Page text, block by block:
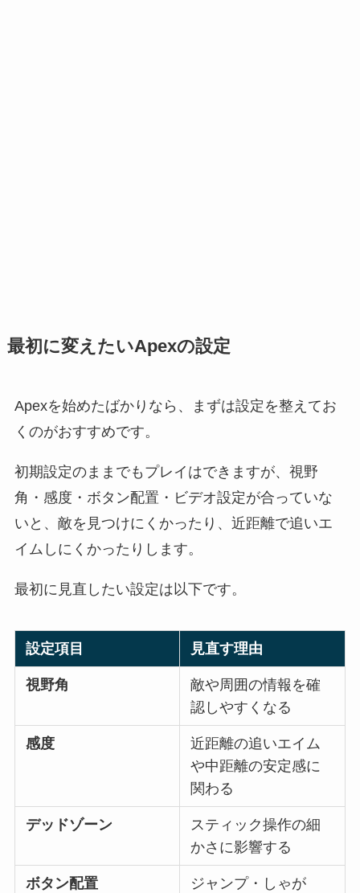
最初に変えたいApexの設定
Apexを始めたばかりなら、まずは設定を整えてお
くのがおすすめです。
初期設定のままでもプレイはできますが、視野
角・感度・ボタン配置・ビデオ設定が合っていな
いと、敵を見つけにくかったり、近距離で追いエ
イムしにくかったりします。
最初に見直したい設定は以下です。
設定項目 見直す理由
視野角
敵や周囲の情報を確
認しやすくなる
感度
近距離の追いエイム
や中距離の安定感に
関わる
デッドゾーン
スティック操作の細
かさに影響する
ボタン配置
ジャンプ・しゃが